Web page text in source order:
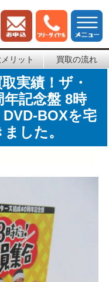
リット 買取の流れ
実績！ザ・
年記念盤 8時
BOXを宅
した。